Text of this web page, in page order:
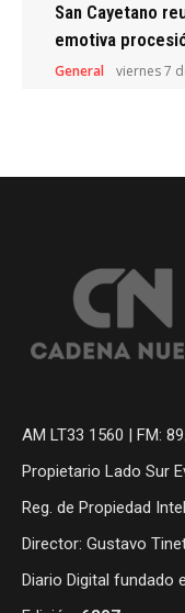
San Cayetano
emotiva
General viernes 7
AM LT33 1560 | FM:
Propietario Lado Sur
Reg. de Propiedad
Director: Gustavo
Diario Digital fundado